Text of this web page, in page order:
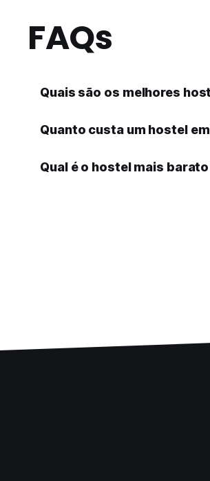
FAQs
Quais são os melhores
Quanto custa um hostel
Qual é o hostel mais